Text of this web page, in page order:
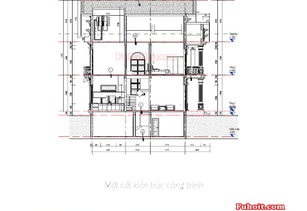
Mặt cắt kiến trúc công trình